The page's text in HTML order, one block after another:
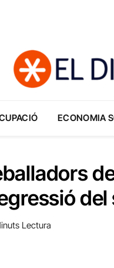
ECONOMIA
del
Lectura